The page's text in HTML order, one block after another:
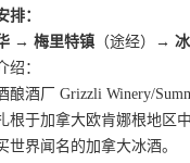
排：
→ 梅里特镇 （途经）
→ 冰
绍：
酿酒厂 Grizzli Winery/
根于加拿大欧肯娜根地区
世界闻名的加拿大冰酒。